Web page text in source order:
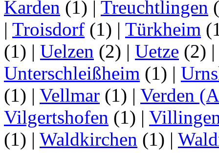
Karden (1) | Treuchtlingen
| Troisdorf (1) | Türkheim
(1) | Uelzen (2) | Uetze (2)
Unterschleißheim (1) |
(1) | Vellmar (1) | Verden
Vilgertshofen (1) |
(1) | Waldkirchen (1) |